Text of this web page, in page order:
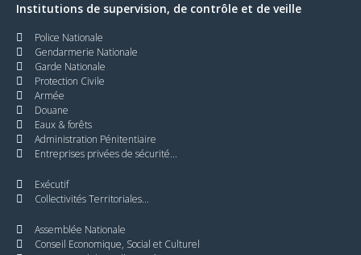
Institutions de supervision, de contrôle et de veille
Police Nationale
Gendarmerie Nationale
Garde Nationale
Protection Civile
Armée
Douane
Eaux & forêts
Administration Pénitentiaire
Entreprises privées de sécurité...
Exécutif
Collectivités Territoriales...
Assemblée Nationale
Conseil Economique, Social et Culturel